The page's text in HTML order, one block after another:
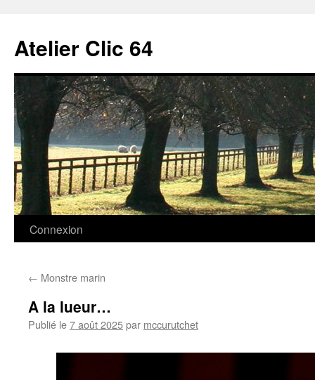
contenu
Atelier Clic 64
Connexion
← Monstre marin
A la lueur…
Publié le7 août 2025par mccurutchet